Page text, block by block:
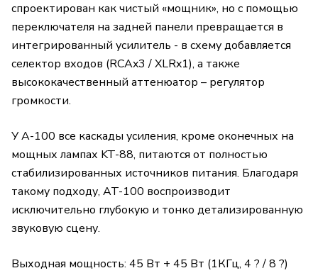
спроектирован как чистый «мощник», но с помощью
переключателя на задней панели превращается в
интегрированный усилитель - в схему добавляется
селектор входов (RCAx3 / XLRx1), а также
высококачественный аттенюатор – регулятор
громкости.
У A-100 все каскады усиления, кроме оконечных на
мощных лампах KT-88, питаются от полностью
стабилизированных источников питания. Благодаря
такому подходу, AT-100 воспроизводит
исключительно глубокую и тонко детализированную
звуковую сцену.
Выходная мощность: 45 Вт + 45 Вт (1КГц, 4 ? / 8 ?)